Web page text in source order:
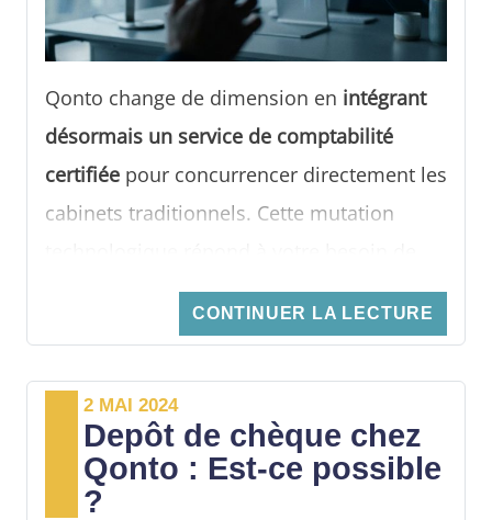
Qonto change de dimension en intégrant
désormais un service de comptabilité
certifiée pour concurrencer directement les
cabinets traditionnels. Cette mutation
centralisation en automatisant la saisie et
le rapprochement bancaire.
Découvrez comment cette infrastructure
financière unifiée transforme votre gestion
quotidienne en un véritable pilotage
stratégique en temps réel
CONTINUER LA LECTURE
2 MAI 2024
Depôt de chèque chez
Qonto : Est-ce possible
?